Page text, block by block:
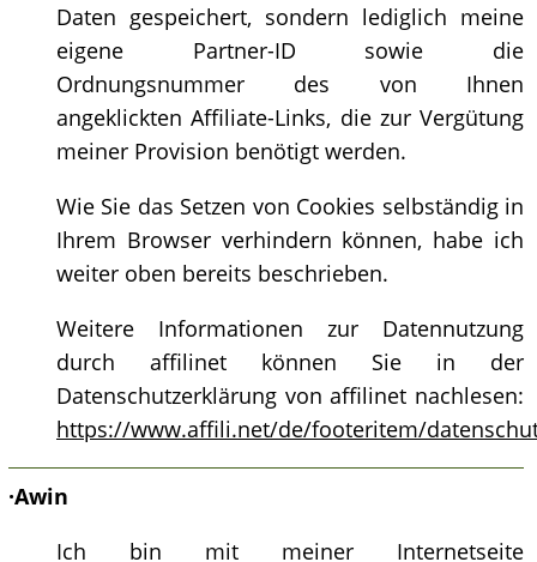
Daten gespeichert, sondern lediglich meine
eigene Partner-ID sowie die
Ordnungsnummer des von Ihnen
angeklickten Affiliate-Links, die zur Vergütung
meiner Provision benötigt werden.
Wie Sie das Setzen von Cookies selbständig in
Ihrem Browser verhindern können, habe ich
weiter oben bereits beschrieben.
Weitere Informationen zur Datennutzung
durch affilinet können Sie in der
Datenschutzerklärung von affilinet nachlesen:
https://www.affili.net/de/footeritem/
·Awin
Ich bin mit meiner Internetseite